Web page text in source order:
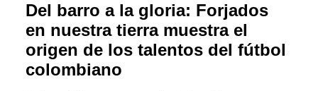
Del barro a la gloria: Forjados
en nuestra tierra muestra el
origen de los talentos del fútbol
colombiano